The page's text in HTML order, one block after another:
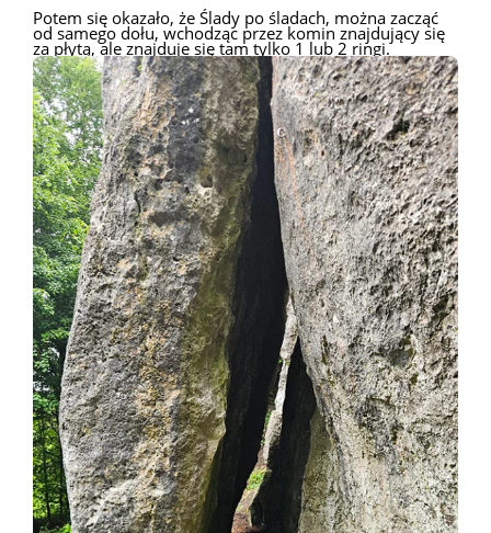
Potem się okazało, że Ślady po śladach, można zacząć
od samego dołu, wchodząc przez komin znajdujący się
za płytą, ale znajduje się tam tylko 1 lub 2 ringi.